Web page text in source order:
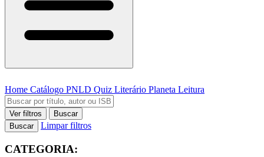
Home Catálogo PNLD Quiz Literário Planeta Leitura
Ver filtros
Buscar
Buscar
Limpar filtros
CATEGORIA: